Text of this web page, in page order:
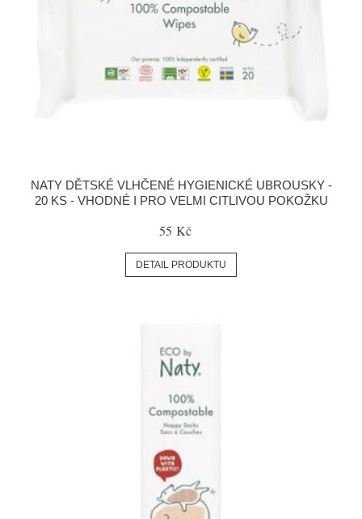
NATY DĚTSKÉ VLHČENÉ HYGIENICKÉ UBROUSKY -
20 KS - VHODNÉ I PRO VELMI CITLIVOU POKOŽKU
55 Kč
DETAIL PRODUKTU